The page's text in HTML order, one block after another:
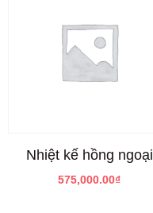
Nhiệt kế hồng ngoại
575,000.00₫